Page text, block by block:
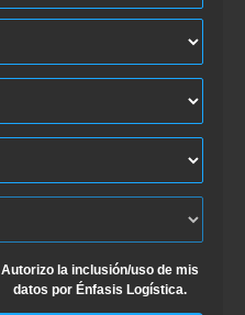
Autorizo la inclusión/uso de mis
datos por Énfasis Logística.